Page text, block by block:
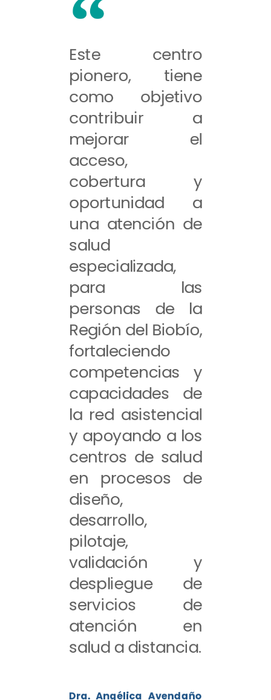
Este centro
pionero, tiene
como objetivo
contribuir a
mejorar el
acceso,
cobertura y
oportunidad a
una atención de
salud
especializada,
para las
personas de la
Región del Biobío,
fortaleciendo
competencias y
capacidades de
la red asistencial
y apoyando a los
centros de salud
en procesos de
diseño,
desarrollo,
pilotaje,
validación y
despliegue de
servicios de
atención en
salud a distancia.
Dra. Angélica Avendaño